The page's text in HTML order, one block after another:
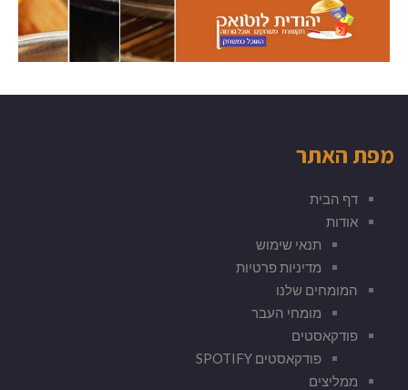
מפת האתר
דף הבית
אודות
תנאי שימוש
מדיניות פרטיות
המומחים שלנו
מומחי העבר
פודקאסטים
פודקאסטים SPOTIFY
ממליצים